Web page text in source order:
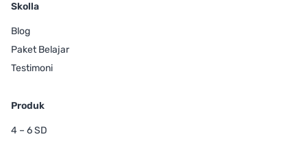
Skolla
Blog
Paket Belajar
Testimoni
Produk
4 – 6 SD